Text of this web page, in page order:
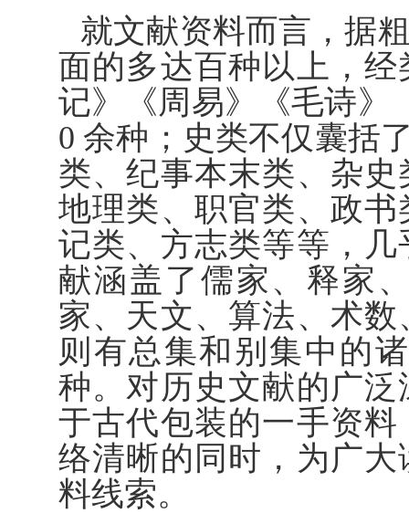
就文献资料而言，据
面的多达百种以上，
记》《周易》《毛诗》
0 余种；史类不仅囊括
类、纪事本末类、杂
地理类、职官类、政
记类、方志类等等，
献涵盖了儒家、释家
家、天文、算法、术
则有总集和别集中的
种。对历史文献的广
于古代包装的一手资
络清晰的同时，为广
料线索。